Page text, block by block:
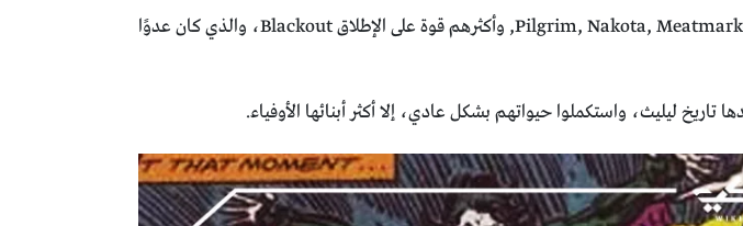
وبالرغم من كثرة أبنائها الشياطين، إلا أن أربعة منهم كانوا الأكثر ولاءً ووفاءً لها، وهم Pilgrim, Nakota, Meatmarket, وأكثرهم قوة على الإطلاق Blackout، والذي كان عدوًا
ليليث، واستكملوا حيواتهم بشكل عادي، إلا أكثر أبنائها الأوفياء.